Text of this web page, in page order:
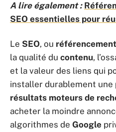
A lire également :
SEO essentielles pour
Le SEO, ou
la qualité du contenu,
et la valeur des liens qui
installer durablement une
résultats moteurs de
acheter la moindre
algorithmes de Google